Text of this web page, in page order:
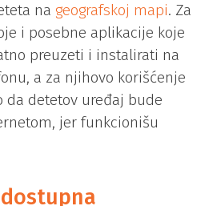
na geografskoj mapi. Za
i posebne aplikacije koje
preuzeti i instalirati na
a za njihovo korišćenje
da detetov uređaj bude
jer funkcionišu